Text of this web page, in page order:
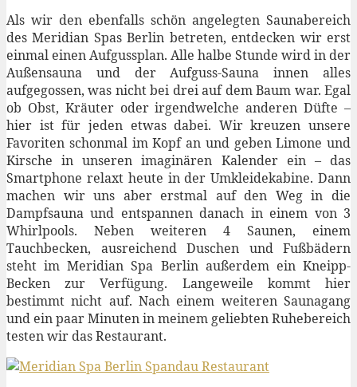
Als wir den ebenfalls schön angelegten Saunabereich
des Meridian Spas Berlin betreten, entdecken wir erst
einmal einen Aufgussplan. Alle halbe Stunde wird in der
Außensauna und der Aufguss-Sauna innen alles
aufgegossen, was nicht bei drei auf dem Baum war. Egal
ob Obst, Kräuter oder irgendwelche anderen Düfte –
hier ist für jeden etwas dabei. Wir kreuzen unsere
Favoriten schonmal im Kopf an und geben Limone und
Kirsche in unseren imaginären Kalender ein – das
Smartphone relaxt heute in der Umkleidekabine. Dann
machen wir uns aber erstmal auf den Weg in die
Dampfsauna und entspannen danach in einem von 3
Whirlpools. Neben weiteren 4 Saunen, einem
Tauchbecken, ausreichend Duschen und Fußbädern
steht im Meridian Spa Berlin außerdem ein Kneipp-
Becken zur Verfügung. Langeweile kommt hier
bestimmt nicht auf. Nach einem weiteren Saunagang
und ein paar Minuten in meinem geliebten Ruhebereich
testen wir das Restaurant.